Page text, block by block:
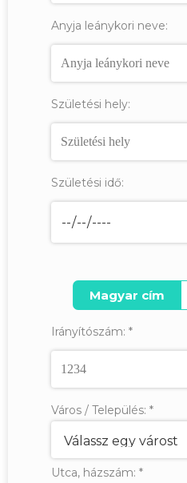
Anyja leánykori neve:
Születési hely:
Születési idő:
Magyar cím
Irányítószám: *
Város / Település: *
Utca, házszám: *